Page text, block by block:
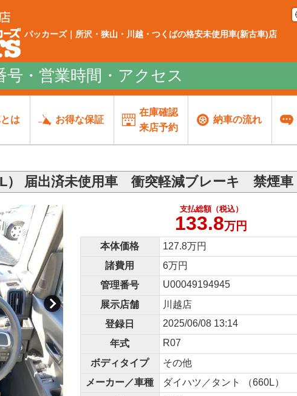
パッカーズ｜所沢・狭山・川越・つくばの格安未使用車(新古車)店
号・営業時間・アクセス
は お得な保証
在庫確認
来店予約
納車の流れ
） 届出済未使用車 衝突軽減ブレーキ 禁煙車
支払総額（税込）
133.8万円
本体価格
127.8万円
諸費用
6万円
管理番号
U00049194945
展示店舗
川越店
登録日
2025/06/08 13:14
年式
R07
ボディタイプ
その他
メーカー／車種
ダイハツ／タント （660L）